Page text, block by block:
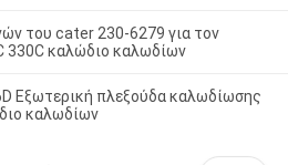
του cater 230-6279 για τον
330C καλώδιο καλωδίων
Εξωτερική πλεξούδα καλωδίωσης
καλωδίων